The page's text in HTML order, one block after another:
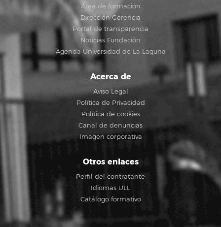
Área de formación
Dirección Gerencia
Portal de transparencia
Noticias Fundación
Agenda Universidad de La Laguna
Acerca de
Aviso Legal
Política de Privacidad
Política de cookies
Canal de denuncias
Imagen corporativa
Otros enlaces
Perfil del contratante
Idiomas ULL
Catálogo formativo